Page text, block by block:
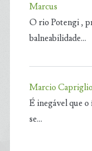
Marcus
O rio Potengi ,
balneabilidade…
Marcio
É inegável que o
se…